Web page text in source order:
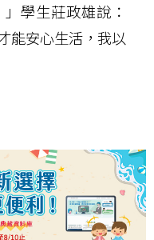
學生莊政雄說：
能安心生活，我以